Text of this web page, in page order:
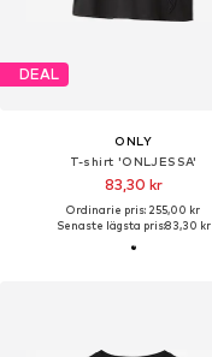
DEAL
ONLY
T-shirt 'ONLJESSA'
83,30 kr
Ordinarie pris: 255,00 kr
Senaste lägsta pris:83,30 kr